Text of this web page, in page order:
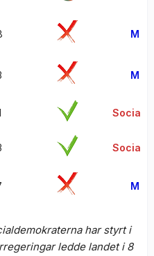
har styrt i
ledde landet i 8